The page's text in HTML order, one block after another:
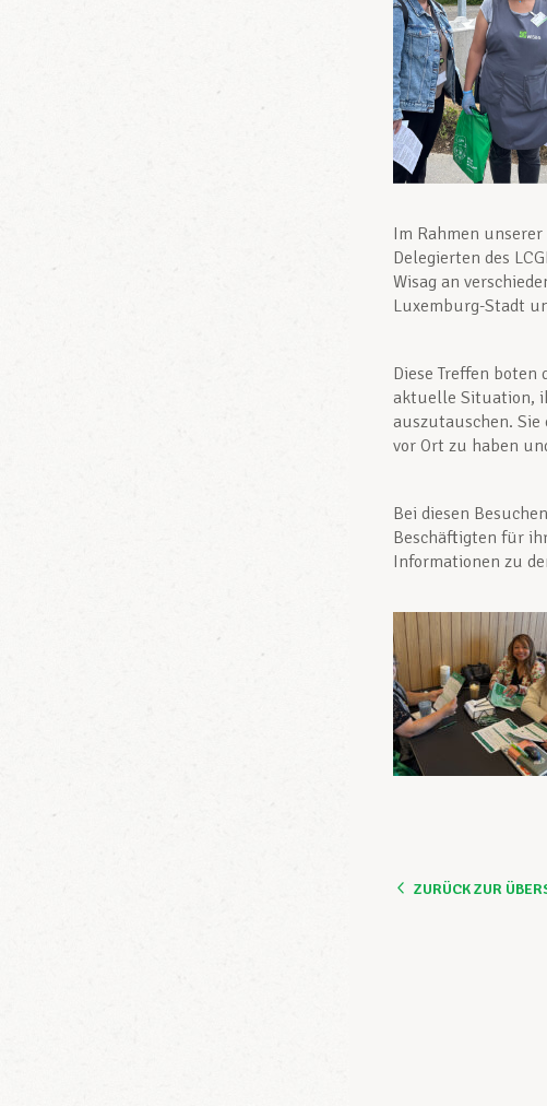
Im Rahmen
Delegierten des
Wisag an
Luxemburg-Stadt
Diese Treffen
aktuelle Situation,
auszutauschen. Sie
vor Ort zu haben
Bei diesen
Beschäftigten für
Informationen zu
ZURÜCK ZUR